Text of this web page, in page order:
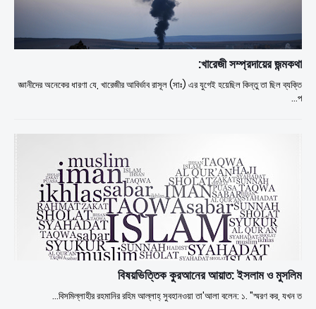
খারেজী সম্প্রদায়ের জন্মকথা:
জ্ঞানীদের অনেকের ধারণা যে, খারেজীর আবির্ভাব রাসূল (সাঃ) এর যুগেই হয়েছিল কিন্তু তা ছিল ব্যক্তি
প…
বিষয়ভিত্তিক কুরআনের আয়াত: ইসলাম ও মুসলিম
বিসমিল্লাহীর রহমানির রহিম আল্লাহ্ সুবহানওয়া তা'আলা বলেন: ১. "স্মরণ কর, যখন ত…